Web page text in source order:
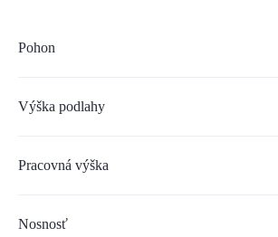
TLAČOVÉ CENTRUM
Z SHOP
Pohon
Výška podlahy
Pracovná výška
Nosnosť